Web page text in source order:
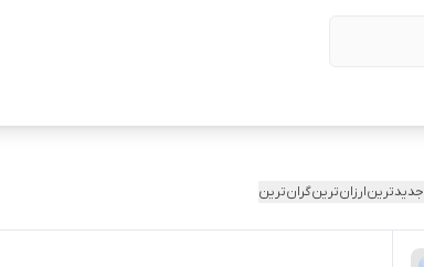
جدیدترینارزان‌ترینگران‌ترین